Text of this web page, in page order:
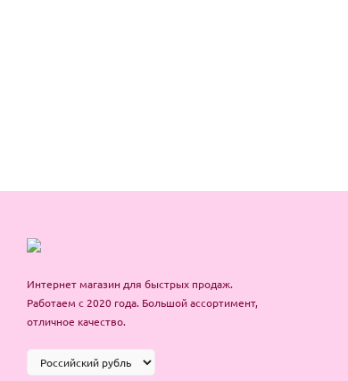
Интернет магазин для быстрых продаж.
Работаем с 2020 года. Большой ассортимент,
отличное качество.